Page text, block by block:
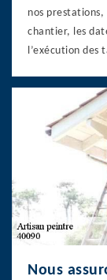
nos
chantier, les
l’exécution des
Nous